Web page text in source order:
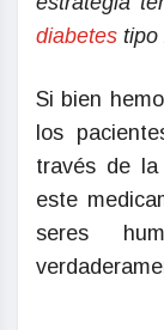
diabetes tipo
Si bien
los
través de
este
seres